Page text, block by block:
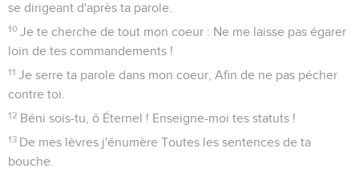
se dirigeant d'après ta parole.
10 Je te cherche de tout mon coeur : Ne me laisse pas égarer
loin de tes commandements !
11 Je serre ta parole dans mon coeur, Afin de ne pas pécher
contre toi.
12 Béni sois-tu, ô Éternel ! Enseigne-moi tes statuts !
13 De mes lèvres j'énumère Toutes les sentences de ta
bouche.